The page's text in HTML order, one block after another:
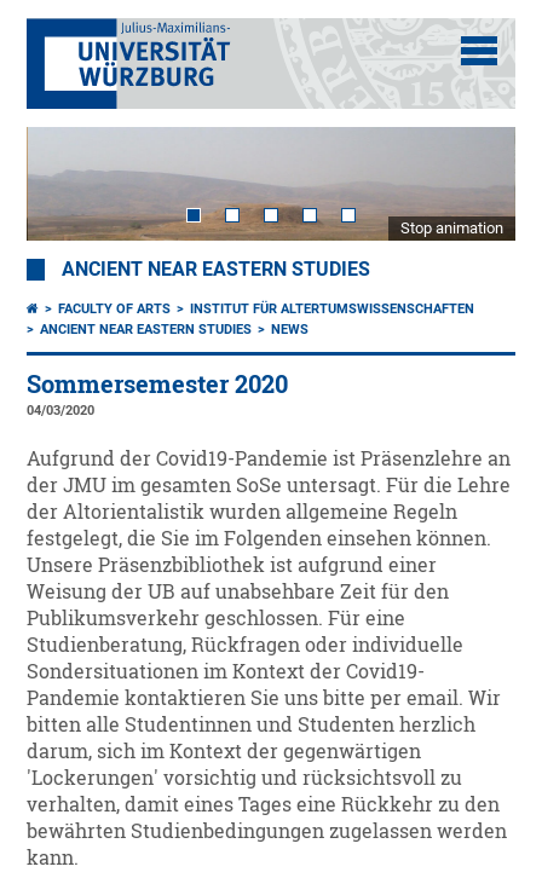
Stop animation
ANCIENT NEAR EASTERN STUDIES
FACULTY OF ARTS
INSTITUT FÜR ALTERTUMSWISSENSCHAFTEN
ANCIENT NEAR EASTERN STUDIES
NEWS
Sommersemester 2020
04/03/2020
Aufgrund der Covid19-Pandemie ist Präsenzlehre an
der JMU im gesamten SoSe untersagt. Für die Lehre
der Altorientalistik wurden allgemeine Regeln
festgelegt, die Sie im Folgenden einsehen können.
Unsere Präsenzbibliothek ist aufgrund einer
Weisung der UB auf unabsehbare Zeit für den
Publikumsverkehr geschlossen. Für eine
Studienberatung, Rückfragen oder individuelle
Sondersituationen im Kontext der Covid19-
Pandemie kontaktieren Sie uns bitte per email. Wir
bitten alle Studentinnen und Studenten herzlich
darum, sich im Kontext der gegenwärtigen
'Lockerungen' vorsichtig und rücksichtsvoll zu
verhalten, damit eines Tages eine Rückkehr zu den
bewährten Studienbedingungen zugelassen werden
kann.